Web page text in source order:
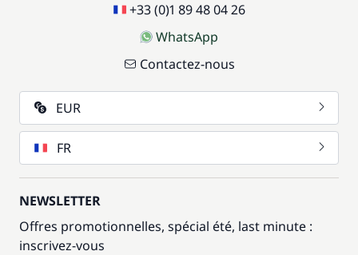
+33 (0)1 89 48 04 26
WhatsApp
Contactez-nous
EUR
FR
NEWSLETTER
Offres promotionnelles, spécial été, last minute :
inscrivez-vous